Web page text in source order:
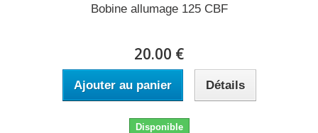
Bobine allumage 125 CBF
20.00 €
Ajouter au panier Détails
Disponible